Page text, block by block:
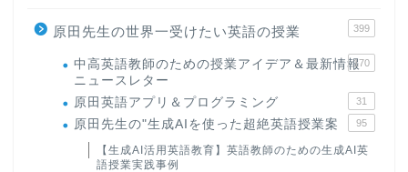
原田先生の世界一受けたい英語の授業 399
中高英語教師のための授業アイデア＆最新情報
ニュースレター
170
原田英語アプリ＆プログラミング 31
原田先生の"生成AIを使った超絶英語授業案 95
【生成AI活用英語教育】英語教師のための生成AI英
語授業実践事例